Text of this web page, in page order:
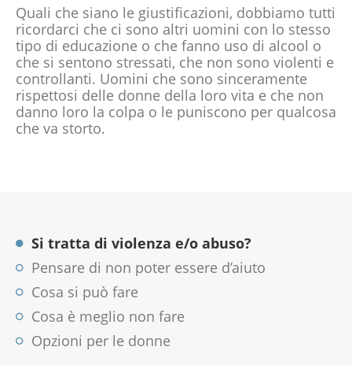
Quali che siano le giustificazioni, dobbiamo tutti
ricordarci che ci sono altri uomini con lo stesso
tipo di educazione o che fanno uso di alcool o
che si sentono stressati, che non sono violenti e
controllanti. Uomini che sono sinceramente
rispettosi delle donne della loro vita e che non
danno loro la colpa o le puniscono per qualcosa
che va storto.
Si tratta di violenza e/o abuso?
Pensare di non poter essere d’aiuto
Cosa si può fare
Cosa è meglio non fare
Opzioni per le donne